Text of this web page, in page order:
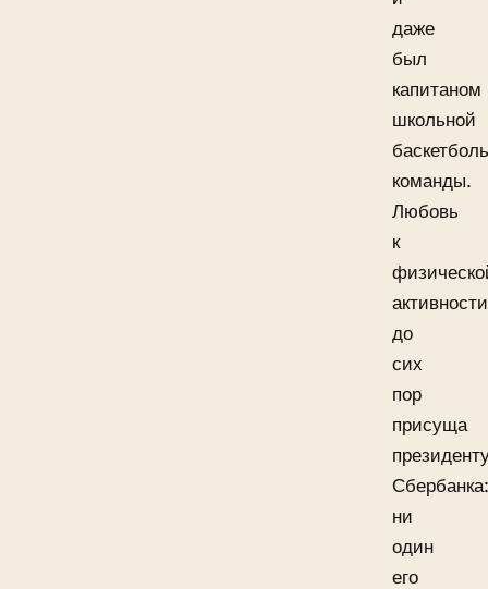
даже
был
капитаном
школьной
команды.
Любовь
к
активности
до
сих
пор
присуща
Сбербанка:
ни
один
его